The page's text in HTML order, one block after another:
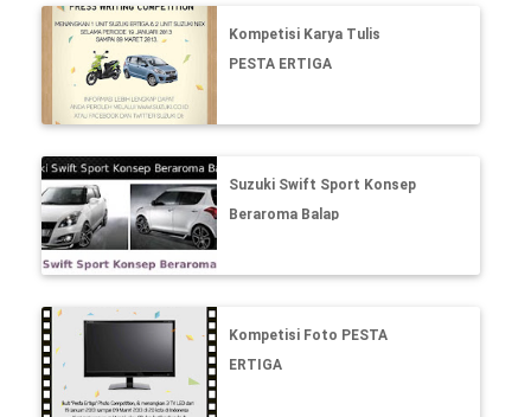
Kompetisi Karya Tulis
PESTA ERTIGA
Suzuki Swift Sport Konsep
Beraroma Balap
Kompetisi Foto PESTA
ERTIGA